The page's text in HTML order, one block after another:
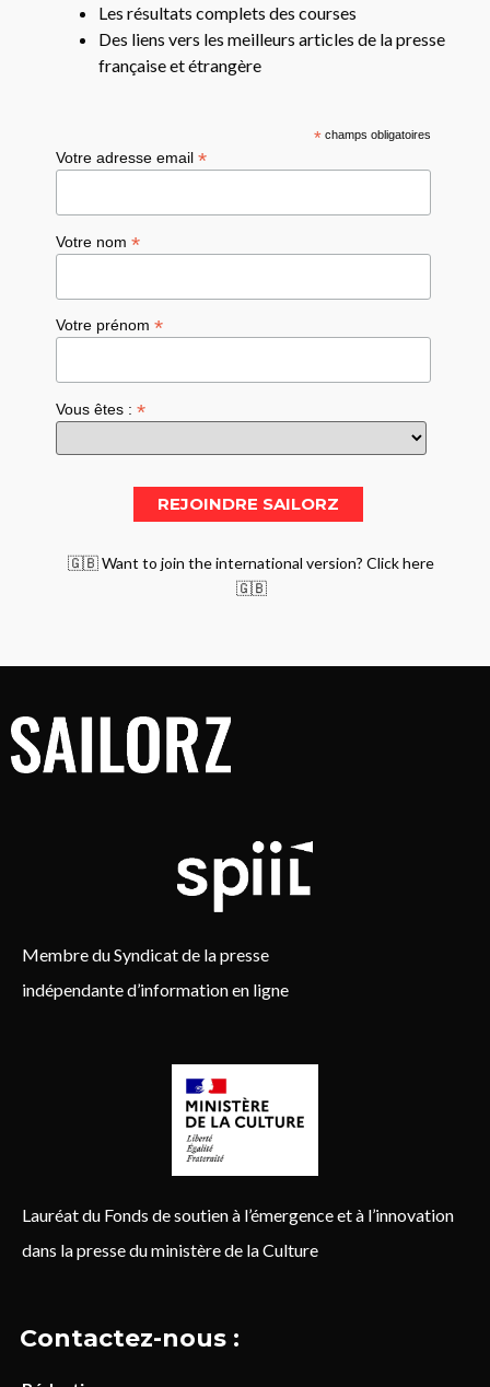
Les résultats complets des courses
Des liens vers les meilleurs articles de la presse
française et étrangère
*champs obligatoires
Votre adresse email*
Votre nom*
Votre prénom*
Vous êtes :*
🇬🇧 Want to join the international version? Click here
🇬🇧
Membre du Syndicat de la presse
indépendante d’information en ligne
Lauréat du Fonds de soutien à l’émergence et à l’innovation
dans la presse du ministère de la Culture
Contactez-nous :